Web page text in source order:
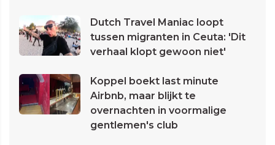
Dutch Travel Maniac loopt
tussen migranten in Ceuta: 'Dit
verhaal klopt gewoon niet'
Koppel boekt last minute
Airbnb, maar blijkt te
overnachten in voormalige
gentlemen's club